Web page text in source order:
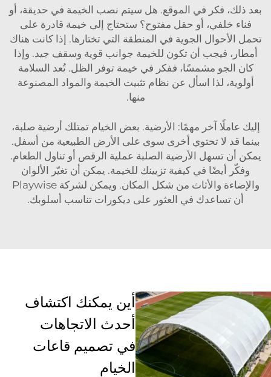
بعد ذلك، فكر في الموقع. هل سيتم نصب الخيمة في حديقة، أو
فناء خلفي، أو حقل مفتوح؟ ستحتاج إلى خيمة قادرة على
تحمل الأحوال الجوية في المنطقة التي تختارها. إذا كانت هناك
أمطار، فيجب أن تكون للخيمة جوانب قوية وسقف جيد. وإذا
كان الجو مشمسًا، ففكر في خيمة توفر الظل. تُعد السلامة
أولوية، لذا اسأل عن نظام تثبيت الخيمة والمواد المصنوعة
منها.
إليك عاملًا آخر مهمًا: الأرضية. بعض الخيام تمتلك أرضية صلبة،
بينما قد لا تحتوي أخرى سوى على الأرض الطبيعية من أسفل.
يمكن أن تسهل الأرضية الصلبة عملية الرقص أو تناول الطعام.
وفكّر أيضًا في كيفية تزيينك للخيمة. يمكن أن تغيّر الألوان
والإضاءة والأثاث من شكل المكان. ويمكن لشركة Playwise
أن تساعدك في العثور على ديكورات تناسب أسلوبك.
أين يمكنك اكتشاف
أحدث الاتجاهات
في تصميم قاعات
الخيام